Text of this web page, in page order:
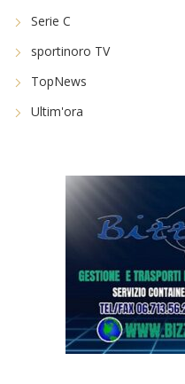
Serie C
sportinoro TV
TopNews
Ultim'ora